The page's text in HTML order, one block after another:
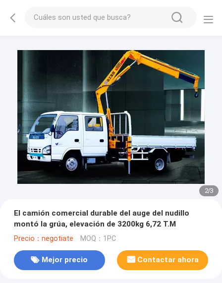
2/3
El camión comercial durable del auge del nudillo
montó la grúa, elevación de 3200kg 6,72 T.M
Precio：negotiate MOQ：1PC
Mejor precio Contactar ahora